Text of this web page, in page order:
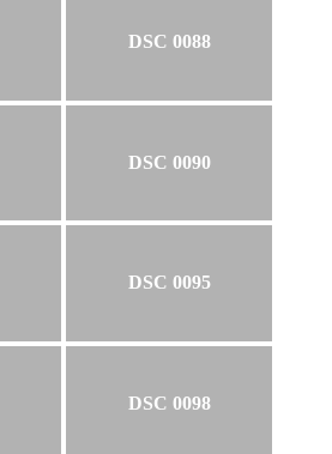
DSC 0088
DSC 0090
DSC 0095
DSC 0098